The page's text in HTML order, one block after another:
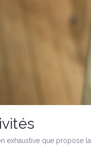
exhaustive que propose